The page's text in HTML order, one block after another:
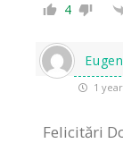
4
1
Felicitări